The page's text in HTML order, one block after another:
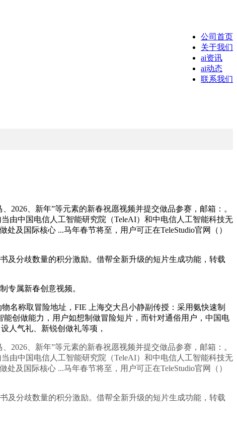
公司首页
关于我们
ai资讯
ai动态
联系我们
、新年”等元素的新春祝愿视频并提交做品参赛，邮箱：。
由中国电信人工智能研究院（TeleAI）和中电信人工智能科技无
及国际核心 ...马年春节将至，用户可正在TeleStudio官网（）
分歧数量的积分激励。借帮全新升级的短片生成功能，转载
属新春创意视频。
称取冒险地址，FIE 上海交大吕小静副传授：采用氨快速制
创做能力，用户如想制做冒险短片，而针对通俗用户，中国电
人气礼、新锐创做礼等项，
、新年”等元素的新春祝愿视频并提交做品参赛，邮箱：。
由中国电信人工智能研究院（TeleAI）和中电信人工智能科技无
及国际核心 ...马年春节将至，用户可正在TeleStudio官网（）
分歧数量的积分激励。借帮全新升级的短片生成功能，转载